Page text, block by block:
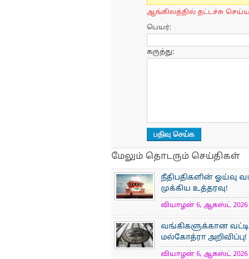
ஆங்கிலத்தில் தட்டச்சு செய்ய
பெயர்:
கருத்து:
மேலும் தொடரும் செய்திகள்
நீதிபதிகளின் ஓய்வு
முக்கிய உத்தரவு!
வியாழன் 6, ஆகஸ்ட் 2026
வங்கிகளுக்கான
மல்கோத்ரா அறிவிப்பு!
வியாழன் 6, ஆகஸ்ட் 2026